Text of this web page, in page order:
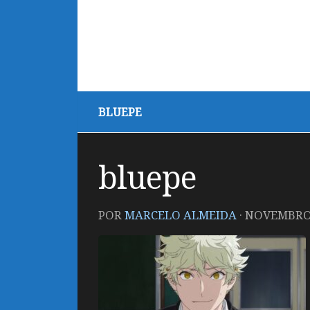
BLUEPE
bluepe
PORMARCELO ALMEIDA ·